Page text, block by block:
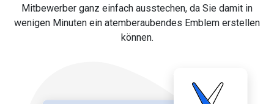
Mitbewerber ganz einfach ausstechen, da Sie damit in
wenigen Minuten ein atemberaubendes Emblem erstellen
können.